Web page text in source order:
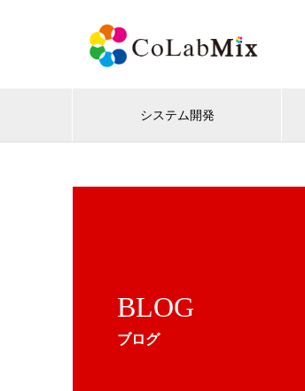
システム開発
BLOG
ブログ